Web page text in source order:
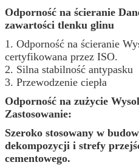
Odporność na ścieranie
zawartości tlenku glinu
1. Odporność na ścieranie
certyfikowana przez ISO.
2. Silna stabilność antypasku
3. Przewodzenie ciepła
Odporność na zużycie
Zastosowanie:
Szeroko stosowany w
dekompozycji i strefy
cementowego.